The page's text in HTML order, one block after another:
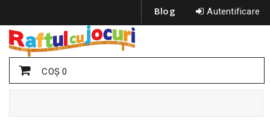
Autentificare
Blog
COŞ0